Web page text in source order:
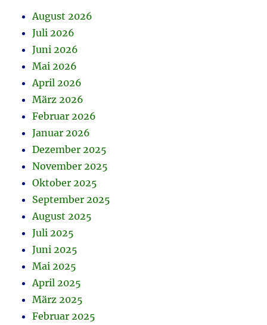
August 2026
Juli 2026
Juni 2026
Mai 2026
April 2026
März 2026
Februar 2026
Januar 2026
Dezember 2025
November 2025
Oktober 2025
September 2025
August 2025
Juli 2025
Juni 2025
Mai 2025
April 2025
März 2025
Februar 2025